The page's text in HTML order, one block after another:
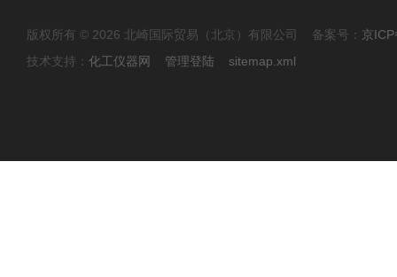
版权所有 © 2026 北崎国际贸易（北京）有限公司 备案号： 京
技术支持： 化工仪器网 管理登陆 sitemap.xml